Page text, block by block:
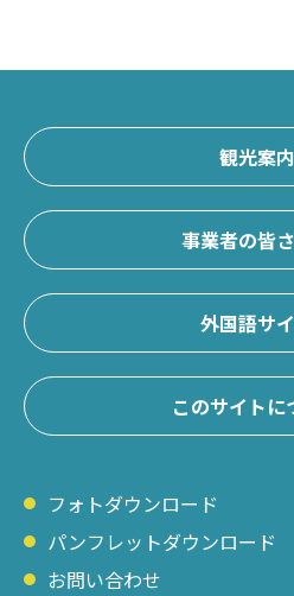
観光案内
事業者の皆
外国語サ
このサイトに
フォトダウンロード
パンフレットダウンロード
お問い合わせ